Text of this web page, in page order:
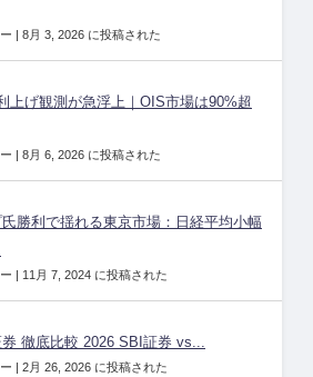
| 8月 3, 2026 に投稿された
上げ観測が急浮上｜OIS市場は90%超
| 8月 6, 2026 に投稿された
氏勝利で揺れる東京市場：日経平均小幅
| 11月 7, 2024 に投稿された
券 徹底比較 2026 SBI証券 vs...
| 2月 26, 2026 に投稿された